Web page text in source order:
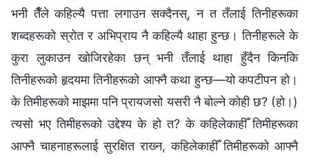
भनी तैँले कहिल्यै पत्ता लगाउन सक्दैनस्, न त तँलाई तिनीहरूका
शब्दहरूको स्रोत र अभिप्राय नै कहिल्यै थाहा हुन्छ। तिनीहरूले के
कुरा लुकाउन खोजिरहेका छन् भनी तँलाई थाहा हुँदैन किनकि
तिनीहरूको हृदयमा तिनीहरूको आफ्‍नै कथा हुन्छ—यो कपटीपन हो।
के तिमीहरूको माझमा पनि प्रायजसो यसरी नै बोल्ने कोही छ? (हो।)
त्यसो भए तिमीहरूको उद्देश्य के हो त? के कहिलेकाहीँ तिमीहरूका
आफ्नै चाहनाहरूलाई सुरक्षित राख्‍न, कहिलेकाहीँ तिमीहरूको आफ्नै